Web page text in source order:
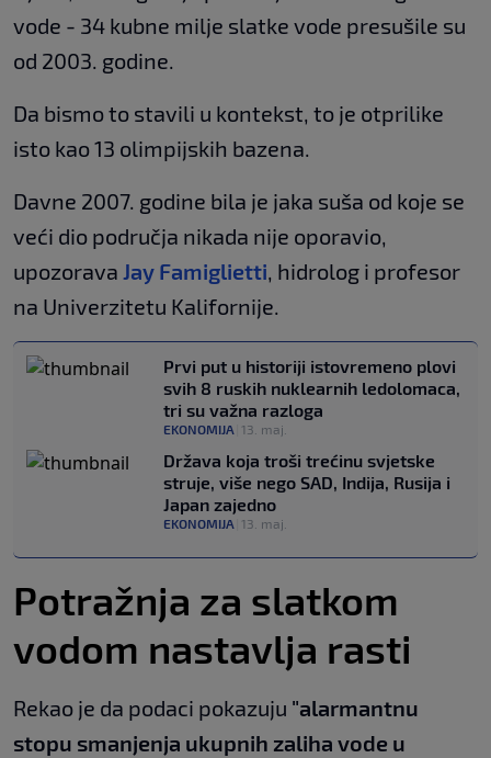
vode - 34 kubne milje slatke vode presušile su
od 2003. godine.
Da bismo to stavili u kontekst, to je otprilike
isto kao 13 olimpijskih bazena.
Davne 2007. godine bila je jaka suša od koje se
veći dio područja nikada nije oporavio,
upozorava Jay Famiglietti, hidrolog i profesor
na Univerzitetu Kalifornije.
Prvi put u historiji istovremeno plovi
svih 8 ruskih nuklearnih ledolomaca,
tri su važna razloga
EKONOMIJA 13. maj.
Država koja troši trećinu svjetske
struje, više nego SAD, Indija, Rusija i
Japan zajedno
EKONOMIJA 13. maj.
Potražnja za slatkom
vodom nastavlja rasti
Rekao je da podaci pokazuju "alarmantnu
stopu smanjenja ukupnih zaliha vode u